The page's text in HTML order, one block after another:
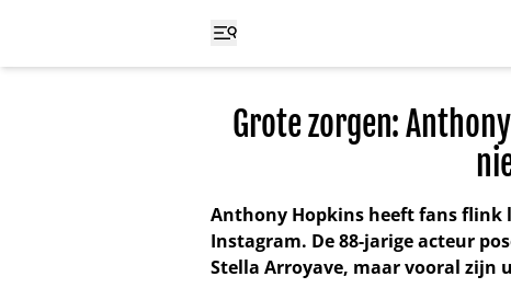
Grote zorgen:
Anthony Hopkins heeft fans flink
Instagram. De 88-jarige acteur
Stella Arroyave, maar vooral zijn